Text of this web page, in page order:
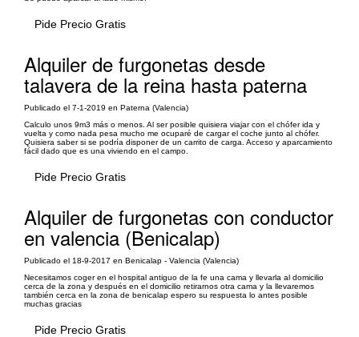
Pide Precio Gratis
Alquiler de furgonetas desde
talavera de la reina hasta paterna
Publicado el 7-1-2019 en Paterna (Valencia)
Calculo unos 9m3 más o menos. Al ser posible quisiera viajar con el chófer ida y
vuelta y como nada pesa mucho me ocuparé de cargar el coche junto al chófer.
Quisiera saber si se podría disponer de un carrito de carga. Acceso y aparcamiento
fácil dado que es una viviendo en el campo.
Pide Precio Gratis
Alquiler de furgonetas con conductor
en valencia (Benicalap)
Publicado el 18-9-2017 en Benicalap - Valencia (Valencia)
Necesitamos coger en el hospital antiguo de la fe una cama y llevarla al domicilio
cerca de la zona y después en el domicilio retirarnos otra cama y la llevaremos
también cerca en la zona de benicalap espero su respuesta lo antes posible
muchas gracias
Pide Precio Gratis